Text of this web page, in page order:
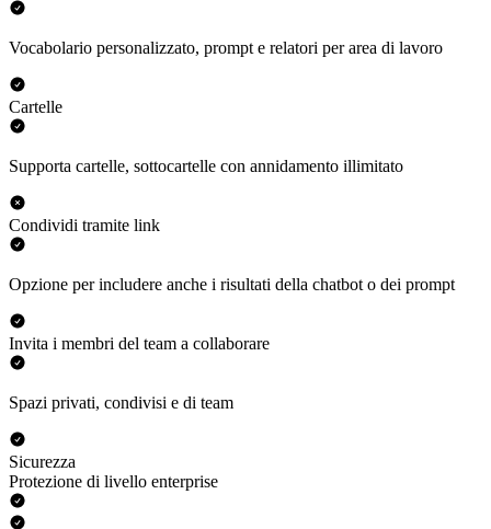
Vocabolario personalizzato, prompt e relatori per area di lavoro
Cartelle
Supporta cartelle, sottocartelle con annidamento illimitato
Condividi tramite link
Opzione per includere anche i risultati della chatbot o dei prompt
Invita i membri del team a collaborare
Spazi privati, condivisi e di team
Sicurezza
Protezione di livello enterprise